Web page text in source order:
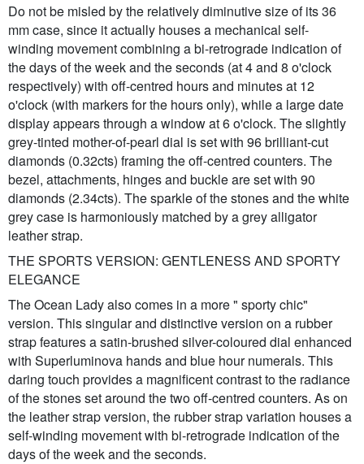
Do not be misled by the relatively diminutive size of its 36
mm case, since it actually houses a mechanical self-
winding movement combining a bi-retrograde indication of
the days of the week and the seconds (at 4 and 8 o'clock
respectively) with off-centred hours and minutes at 12
o'clock (with markers for the hours only), while a large date
display appears through a window at 6 o'clock. The slightly
grey-tinted mother-of-pearl dial is set with 96 brilliant-cut
diamonds (0.32cts) framing the off-centred counters. The
bezel, attachments, hinges and buckle are set with 90
diamonds (2.34cts). The sparkle of the stones and the white
grey case is harmoniously matched by a grey alligator
leather strap.
THE SPORTS VERSION: GENTLENESS AND SPORTY
ELEGANCE
The Ocean Lady also comes in a more " sporty chic"
version. This singular and distinctive version on a rubber
strap features a satin-brushed silver-coloured dial enhanced
with Superluminova hands and blue hour numerals. This
daring touch provides a magnificent contrast to the radiance
of the stones set around the two off-centred counters. As on
the leather strap version, the rubber strap variation houses a
self-winding movement with bi-retrograde indication of the
days of the week and the seconds.